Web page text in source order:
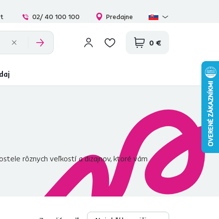
02/ 40 100 100 Predajne
0 €
rôznych veľkostí a dizajnov, ktoré vám